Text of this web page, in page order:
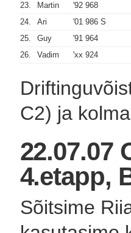
23.
Martin '92 968
24.
Ari '01 986 S
25.
Guy '91 964
26.
Vadim 'xx 924
C2) ja
22.07.07
4.etapp,
Sõitsime